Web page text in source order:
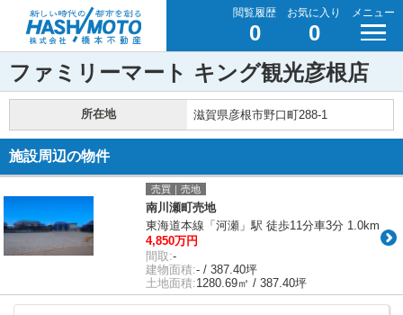
閲覧履歴
0
お気に入り
0
メニュー
ファミリーマート キング観光彦根店
所在地 滋賀県彦根市野口町288-1
施設周辺の物件
売買｜売地
南川瀬町売地
東海道本線「河瀬」駅 徒歩11分車3分 1.0km
4,850万円
間取:-
建物面積:- / 387.40坪
土地面積:1280.69㎡ / 387.40坪